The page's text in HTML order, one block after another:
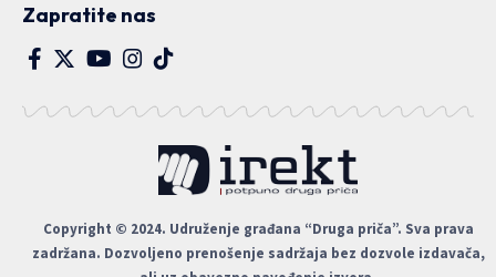
Zapratite nas
Copyright © 2024. Udruženje građana “Druga priča”. Sva prava
zadržana. Dozvoljeno prenošenje sadržaja bez dozvole izdavača,